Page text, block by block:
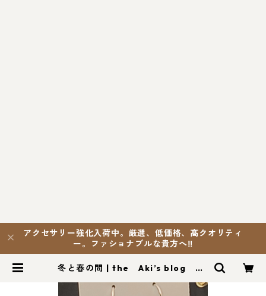
アクセサリー強化入荷中。厳選、低価格、髙クオリティ
ー。ファショナブルな貴方へ‼️
冬と春の間 | the Aki’s blog SH